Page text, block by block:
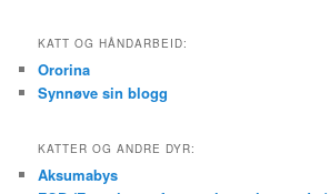
KATT OG HÅNDARBEID:
Ororina
Synnøve sin blogg
KATTER OG ANDRE DYR:
Aksumabys